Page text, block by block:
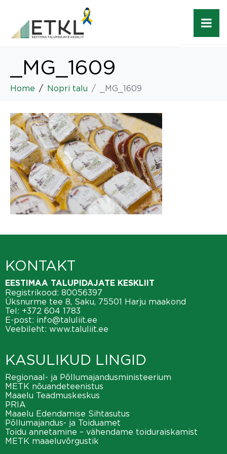
_MG_1609
Home Nopri talu _MG_1609
KONTAKT
EESTIMAA TALUPIDAJATE KESKLIIT
Registrikood: 80056397
Üksnurme tee 8, Saku, 75501 Harju maakond
Tel: +372 604 1783
E-post: info@taluliit.ee
Veebileht: www.taluliit.ee
KASULIKUD LINGID
Regionaal- ja Põllumajandusministeerium
METK nõuandeteenistus
Maaelu Teadmuskeskus
PRIA
Maaelu Edendamise Sihtasutus
Põllumajandus- ja Toiduamet
Toidu annetamine – vähendame toiduraiskamist
METK maaeluvõrgustik